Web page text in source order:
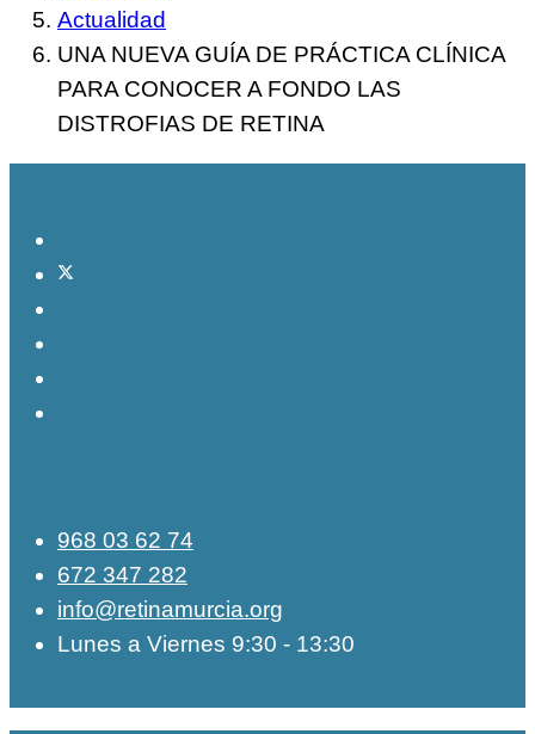
Actualidad
UNA NUEVA GUÍA DE PRÁCTICA CLÍNICA
PARA CONOCER A FONDO LAS
DISTROFIAS DE RETINA
968 03 62 74
672 347 282
info@retinamurcia.org
Lunes a Viernes 9:30 - 13:30